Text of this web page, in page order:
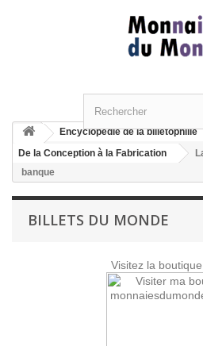
Encyclopédie de la billetophilie
De la Conception à la Fabrication
banque
BILLETS DU MONDE
Visitez la